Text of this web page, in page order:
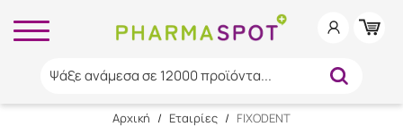
Ψάξε ανάμεσα σε 12000 προϊόντα...
Αρχική / Εταιρίες / FIXODENT